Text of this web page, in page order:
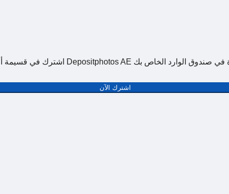
اشترك الآن